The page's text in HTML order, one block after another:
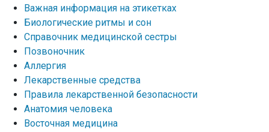
Важная информация на этикетках
Биологические ритмы и сон
Справочник медицинской сестры
Позвоночник
Аллергия
Лекарственные средства
Правила лекарственной безопасности
Aнатомия человека
Восточная медицина